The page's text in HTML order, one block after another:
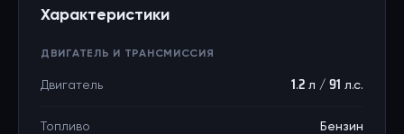
Характеристики
ДВИГАТЕЛЬ И ТРАНСМИССИЯ
Двигатель 1.2 л / 91 л.с.
Топливо Бензин